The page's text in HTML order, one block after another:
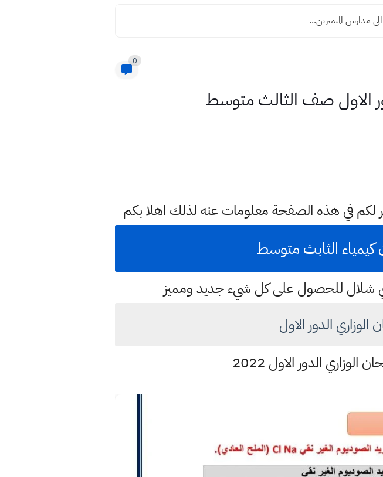
مدارس المتميزين...
0
الاول صف الثالث متوسط
لكم في هذه الصفحة معلومات عنه لذلك اهلا بكم
كيمياء الثابث متوسط
شلال للحصول على كل شيء جديد ومميز
الوزاري الدور الاول
الدور الاول 2022